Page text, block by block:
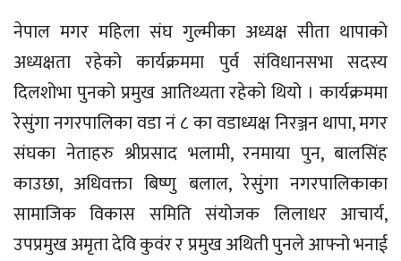
नेपाल मगर महिला संघ गुल्मीका अध्यक्ष सीता थापाको
अध्यक्षता रहेको कार्यक्रममा पुर्व संविधानसभा सदस्य
दिलशोभा पुनको प्रमुख आतिथ्यता रहेको थियो । कार्यक्रममा
रेसुंगा नगरपालिका वडा नं ८ का वडाध्यक्ष निरञ्जन थापा, मगर
संघका नेताहरु श्रीप्रसाद भलामी, रनमाया पुन, बालसिंह
काउछा, अधिवक्ता बिष्णु बलाल, रेसुंगा नगरपालिकाका
सामाजिक विकास समिति संयोजक लिलाधर आचार्य,
उपप्रमुख अमृता देवि कुवंर र प्रमुख अथिती पुनले आफ्नो भनाई